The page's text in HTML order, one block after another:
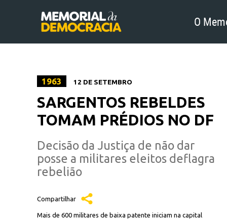
O
1963 12 DE SETEMBRO
SARGENTOS REBELDES
TOMAM PRÉDIOS NO DF
Decisão da Justiça de não dar
posse a militares eleitos deflagra
rebelião
Compartilhar
Mais de 600 militares de baixa patente iniciam na capital